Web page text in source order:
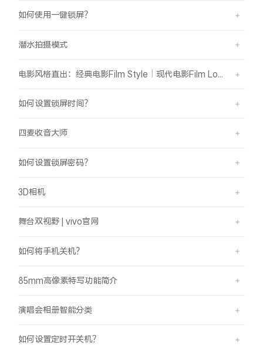
如何使用一键锁屏？
潜水拍摄模式
如何设置锁屏时间？
四麦收音大师
如何设置锁屏密码？
3D相机
舞台双视野 | vivo官网
如何将手机关机？
85mm高像素特写功能简介
演唱会相册智能分类
如何设置定时开关机？